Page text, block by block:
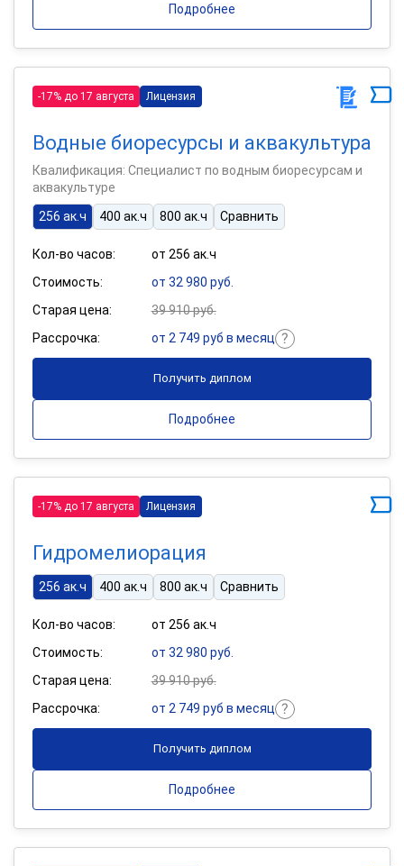
Подробнее
-17% до 17 августа Лицензия
Водные биоресурсы и аквакультура
Квалификация: Специалист по водным биоресурсам и
аквакультуре
256 ак.ч
400 ак.ч 800 ак.ч Сравнить
Кол-во часов:
от 256 ак.ч
Стоимость:
от 32 980 руб.
Старая цена:
39 910 руб.
Рассрочка:
от 2 749 руб в месяц
Получить диплом
Подробнее
-17% до 17 августа Лицензия
Гидромелиорация
256 ак.ч 400 ак.ч 800 ак.ч Сравнить
Кол-во часов:
от 256 ак.ч
Стоимость:
от 32 980 руб.
Старая цена:
39 910 руб.
Рассрочка:
от 2 749 руб в месяц
Получить диплом
Подробнее